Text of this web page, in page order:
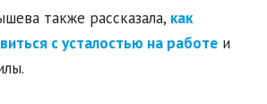
также рассказала, как
с усталостью на работе и